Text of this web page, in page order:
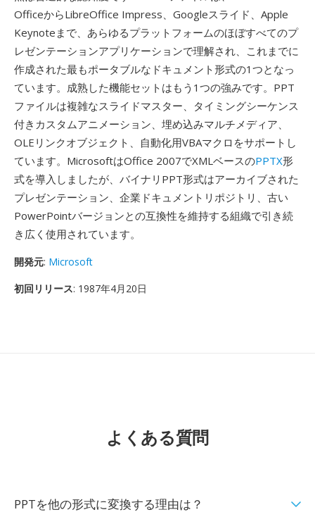
OfficeからLibreOffice Impress、Googleスライド、Apple
Keynoteまで、あらゆるプラットフォームのほぼすべてのプ
レゼンテーションアプリケーションで理解され、これまでに
作成された最もポータブルなドキュメント形式の1つとなっ
ています。成熟した機能セットはもう1つの強みです。PPT
ファイルは複雑なスライドマスター、タイミングシーケンス
付きカスタムアニメーション、埋め込みマルチメディア、
OLEリンクオブジェクト、自動化用VBAマクロをサポートし
ています。MicrosoftはOffice 2007でXMLベースのPPTX形
式を導入しましたが、バイナリPPT形式はアーカイブされた
プレゼンテーション、企業ドキュメントリポジトリ、古い
PowerPointバージョンとの互換性を維持する組織で引き続
き広く使用されています。
開発元: Microsoft
初回リリース: 1987年4月20日
よくある質問
PPTを他の形式に変換する理由は？